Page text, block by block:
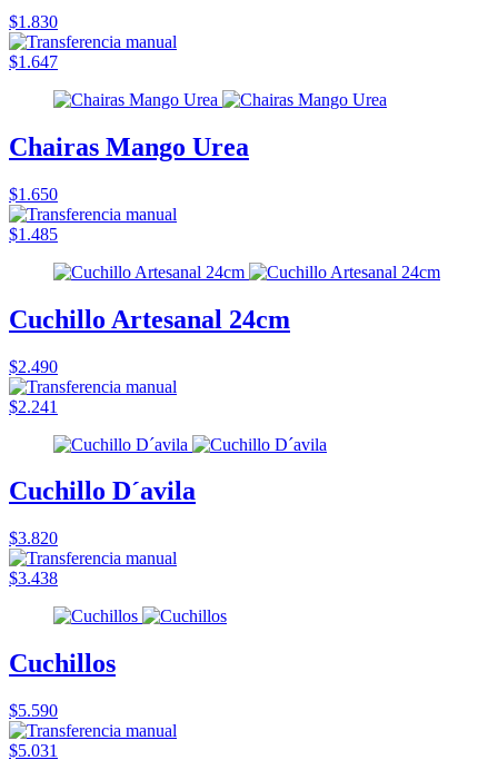
$1.830
$1.647
Chairas Mango Urea
$1.650
$1.485
Cuchillo Artesanal 24cm
$2.490
$2.241
Cuchillo D´avila
$3.820
$3.438
Cuchillos
$5.590
$5.031